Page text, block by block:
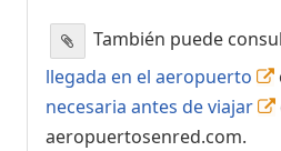
También puede
llegada en el aeropuerto
necesaria antes de viajar
aeropuertosenred.com.